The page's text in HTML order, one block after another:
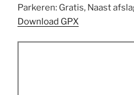
Parkeren: Gratis, Naast
Download GPX